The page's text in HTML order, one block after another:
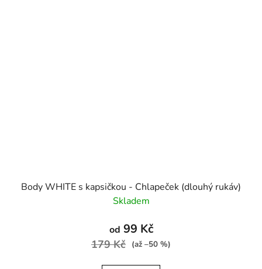
Body WHITE s kapsičkou - Chlapeček (dlouhý rukáv)
Skladem
od 99 Kč
179 Kč (až –50 %)